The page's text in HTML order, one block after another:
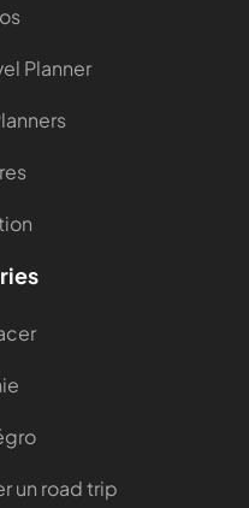
Planner
un road trip